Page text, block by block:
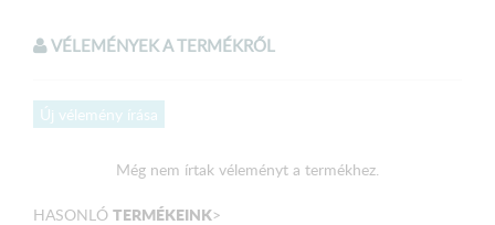
Külső méret: 112 x 93 cm
Beülőmélység: 53 cm
Teljes magasság: 106 cm
VÉLEMÉNYEK A TERMÉKRŐL
Új vélemény írása
Még nem írtak véleményt a termékhez.
HASONLÓ TERMÉKEINK>